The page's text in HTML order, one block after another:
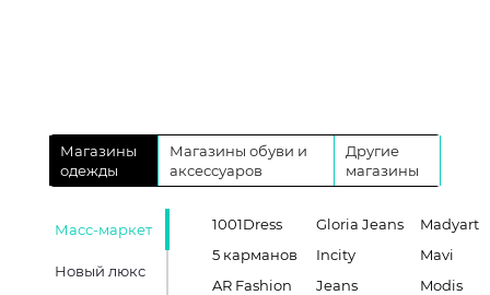
Магазины
одежды
Магазины обуви и
аксессуаров
Другие
магазины
Масс-маркет
Новый люкс
1001Dress
5 карманов
AR Fashion
Gloria Jeans
Incity
Jeans
Madyart
Mavi
Modis